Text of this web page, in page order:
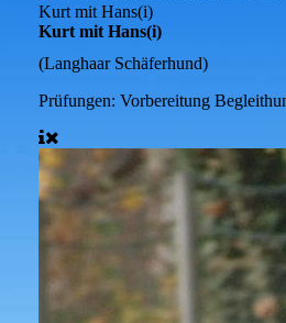
Kurt mit Hans(i)
Kurt mit Hans(i)
(Langhaar Schäferhund)
Prüfungen: Vorbereitung